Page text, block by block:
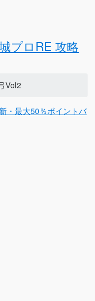
プロRE 攻略
Vol2
・最大50％ポイントバ